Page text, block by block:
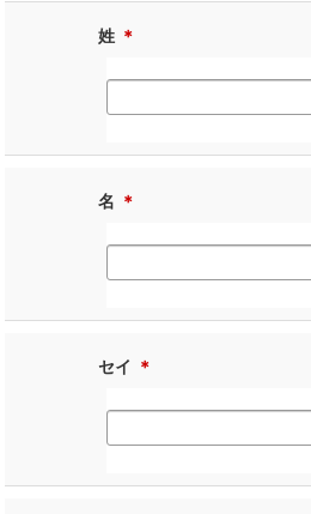
姓 ＊
名 ＊
セイ ＊